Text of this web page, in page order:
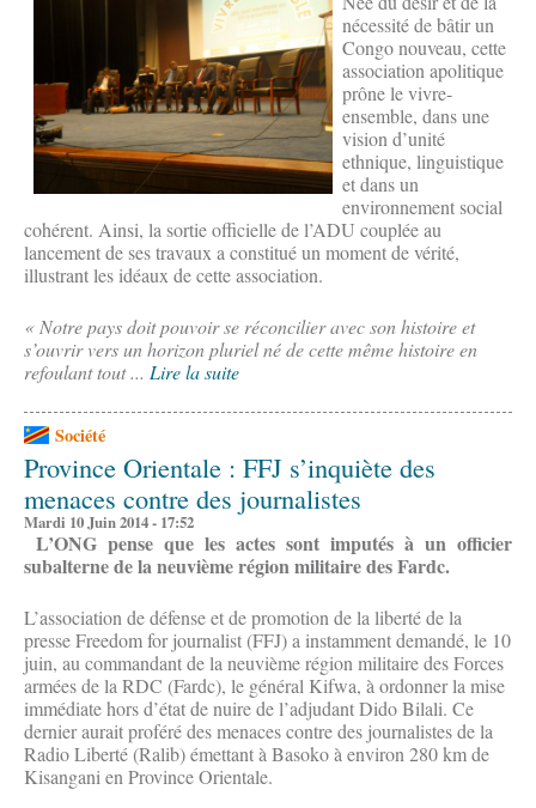
nécessité de bâtir un
Congo nouveau, cette
association apolitique
prône le vivre-
ensemble, dans une
vision d’unité
ethnique, linguistique
et dans un
environnement social
cohérent. Ainsi, la sortie officielle de l’ADU couplée au
lancement de ses travaux a constitué un moment de vérité,
illustrant les idéaux de cette association.
« Notre pays doit pouvoir se réconcilier avec son histoire et
s’ouvrir vers un horizon pluriel né de cette même histoire en
refoulant tout ... Lire la suite
Société
Province Orientale : FFJ s’inquiète des
menaces contre des journalistes
Mardi 10 Juin 2014 - 17:52
L’ONG pense que les actes sont imputés à un officier
subalterne de la neuvième région militaire des Fardc.
L’association de défense et de promotion de la liberté de la
presse Freedom for journalist (FFJ) a instamment demandé, le 10
juin, au commandant de la neuvième région militaire des Forces
armées de la RDC (Fardc), le général Kifwa, à ordonner la mise
immédiate hors d’état de nuire de l’adjudant Dido Bilali. Ce
dernier aurait proféré des menaces contre des journalistes de la
Radio Liberté (Ralib) émettant à Basoko à environ 280 km de
Kisangani en Province Orientale.